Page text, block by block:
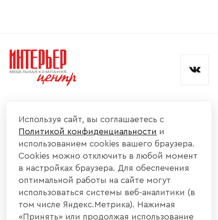
КАТАЛОГ МЕБЕЛИ
ИНФОРМАЦИЯ
НАШИ КОНТАКТЫ
Используя сайт, вы соглашаетесь с
Политикой конфиденциальности и
использованием cookies вашего браузера.
Cookies можно отключить в любой момент
в настройках браузера. Для обеспечения
оптимальной работы на сайте могут
использоваться системы веб-аналитики (в
том числе Яндекс.Метрика). Нажимая
«Принять» или продолжая использование